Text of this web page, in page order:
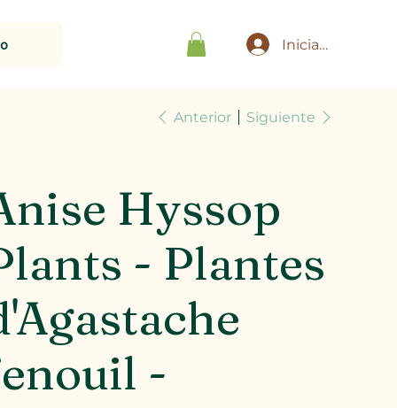
Iniciar sesión
Anterior Siguiente
Hyssop
- Plantes
-